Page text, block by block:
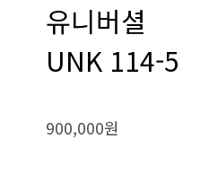
유니버셜
UNK 114-5
900,000원